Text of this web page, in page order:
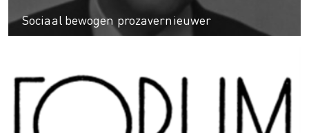
Sociaal bewogen prozavernieuwer